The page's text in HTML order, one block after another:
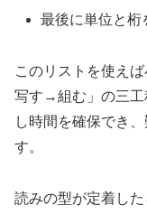
最後に単位と桁
このリストを使え
写す→組む」の三工
し時間を確保でき
す。
読みの型が定着し